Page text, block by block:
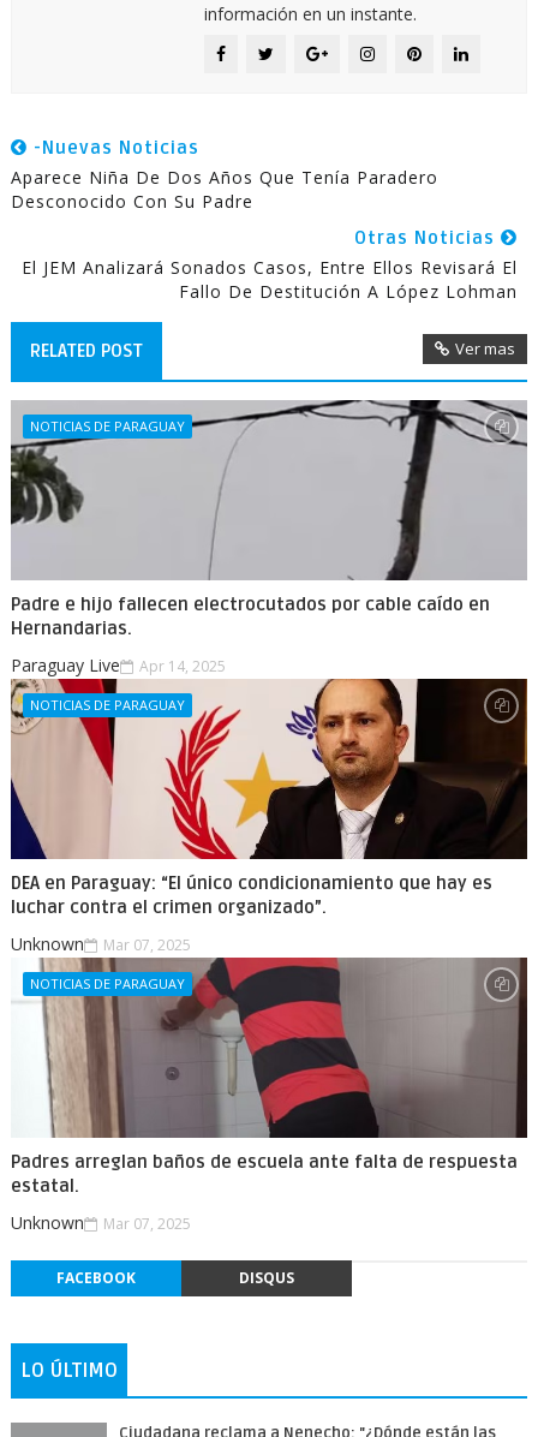
información en un instante.
-Nuevas Noticias
Aparece Niña De Dos Años Que Tenía Paradero
Desconocido Con Su Padre
Otras Noticias
El JEM Analizará Sonados Casos, Entre Ellos Revisará El
Fallo De Destitución A López Lohman
RELATED POST Ver mas
NOTICIAS DE PARAGUAY
Padre e hijo fallecen electrocutados por cable caído en
Hernandarias.
Paraguay Live Apr 14, 2025
NOTICIAS DE PARAGUAY
DEA en Paraguay: “El único condicionamiento que hay es
luchar contra el crimen organizado”.
Unknown Mar 07, 2025
NOTICIAS DE PARAGUAY
Padres arreglan baños de escuela ante falta de respuesta
estatal.
Unknown Mar 07, 2025
FACEBOOK DISQUS
LO ÚLTIMO